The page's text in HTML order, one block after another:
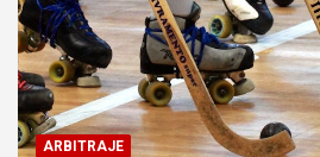
ARBITRAJE